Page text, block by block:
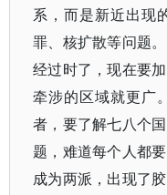
系，而是新近出现
罪、核扩散等问题
经过时了，现在要
牵涉的区域就更广
者，要了解七八个
题，难道每个人都
成为两派，出现了